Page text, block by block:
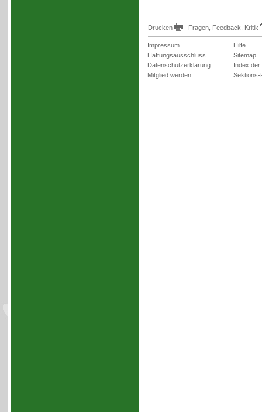
Drucken Fragen, Feedback, Kritik
Impressum
Haftungsausschluss
Datenschutzerklärung
Mitglied werden
Hilfe
Sitemap
Index der
Sektions-